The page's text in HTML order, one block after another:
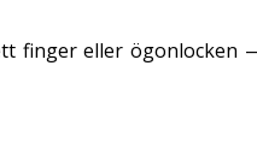
finger eller ögonlocken